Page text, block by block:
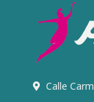
Calle